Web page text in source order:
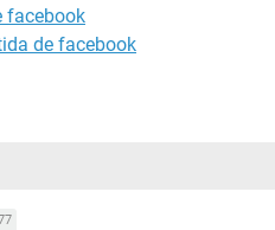
facebook
de facebook